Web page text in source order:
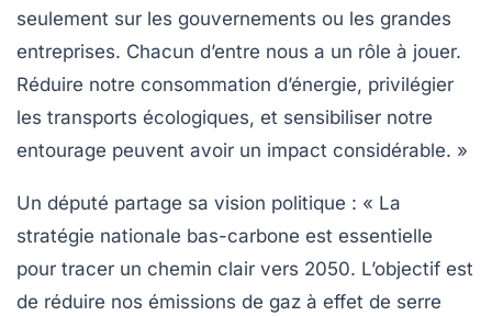
seulement sur les gouvernements ou les grandes
entreprises. Chacun d’entre nous a un rôle à jouer.
Réduire notre consommation d’énergie, privilégier
les transports écologiques, et sensibiliser notre
entourage peuvent avoir un impact considérable. »
Un député partage sa vision politique : « La
stratégie nationale bas-carbone est essentielle
pour tracer un chemin clair vers 2050. L’objectif est
de réduire nos émissions de gaz à effet de serre